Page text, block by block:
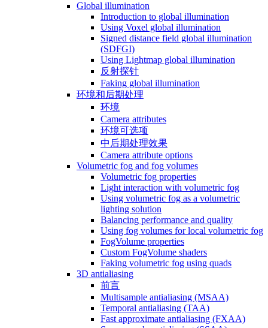
Global illumination
Introduction to global illumination
Using Voxel global illumination
Signed distance field global illumination
(SDFGI)
Using Lightmap global illumination
反射探针
Faking global illumination
环境和后期处理
环境
Camera attributes
环境可选项
中后期处理效果
Camera attribute options
Volumetric fog and fog volumes
Volumetric fog properties
Light interaction with volumetric fog
Using volumetric fog as a volumetric
lighting solution
Balancing performance and quality
Using fog volumes for local volumetric fog
FogVolume properties
Custom FogVolume shaders
Faking volumetric fog using quads
3D antialiasing
前言
Multisample antialiasing (MSAA)
Temporal antialiasing (TAA)
Fast approximate antialiasing (FXAA)